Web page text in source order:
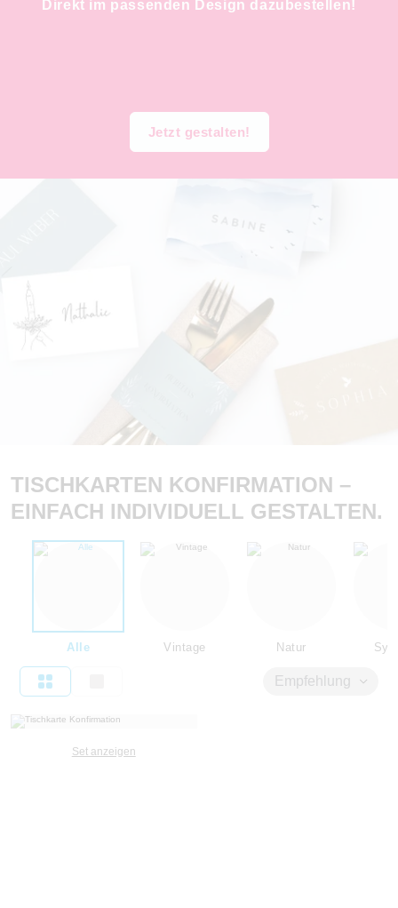
Direkt im passenden Design dazubestellen!
Jetzt gestalten!
TISCHKARTEN KONFIRMATION –
EINFACH INDIVIDUELL GESTALTEN.
Alle Vintage Natur
Empfehlung
Set anzeigen